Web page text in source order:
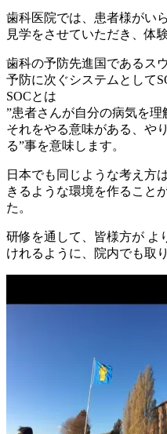
歯科医院では、患者様がい
見学をさせていただき、体
歯科の予防先進国であるス
予防に次ぐシステムとして
SOCとは
”患者さんが自分の病気を理
それをやる意味がある、や
る”事を意味します。
日本でも同じような考え方
きるような環境を作ること
た。
研修を通して、皆様方が よ
けれるように、院内でも取